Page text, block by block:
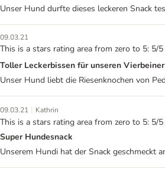
Unser Hund durfte dieses leckeren Snack
09.03.21
This is a stars rating area from zero to 5: 5/5
Toller Leckerbissen für unseren Vierbeiner
Unser Hund liebt die Riesenknochen von
09.03.21 | Kathrin
This is a stars rating area from zero to 5: 5/5
Super Hundesnack
Unserem Hundi hat der Snack geschmeckt